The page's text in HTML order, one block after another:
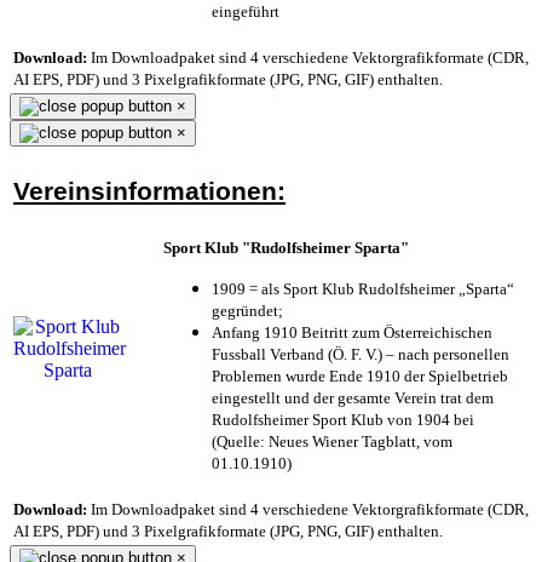
eingeführt
Download: Im Downloadpaket sind 4 verschiedene Vektorgrafikformate (CDR,
AI EPS, PDF) und 3 Pixelgrafikformate (JPG, PNG, GIF) enthalten.
×
×
Vereinsinformationen:
Sport Klub "Rudolfsheimer Sparta"
1909 = als Sport Klub Rudolfsheimer „Sparta“
gegründet;
Anfang 1910 Beitritt zum Österreichischen
Fussball Verband (Ö. F. V.) – nach personellen
Problemen wurde Ende 1910 der Spielbetrieb
eingestellt und der gesamte Verein trat dem
Rudolfsheimer Sport Klub von 1904 bei
(Quelle: Neues Wiener Tagblatt, vom
01.10.1910)
Download: Im Downloadpaket sind 4 verschiedene Vektorgrafikformate (CDR,
AI EPS, PDF) und 3 Pixelgrafikformate (JPG, PNG, GIF) enthalten.
×